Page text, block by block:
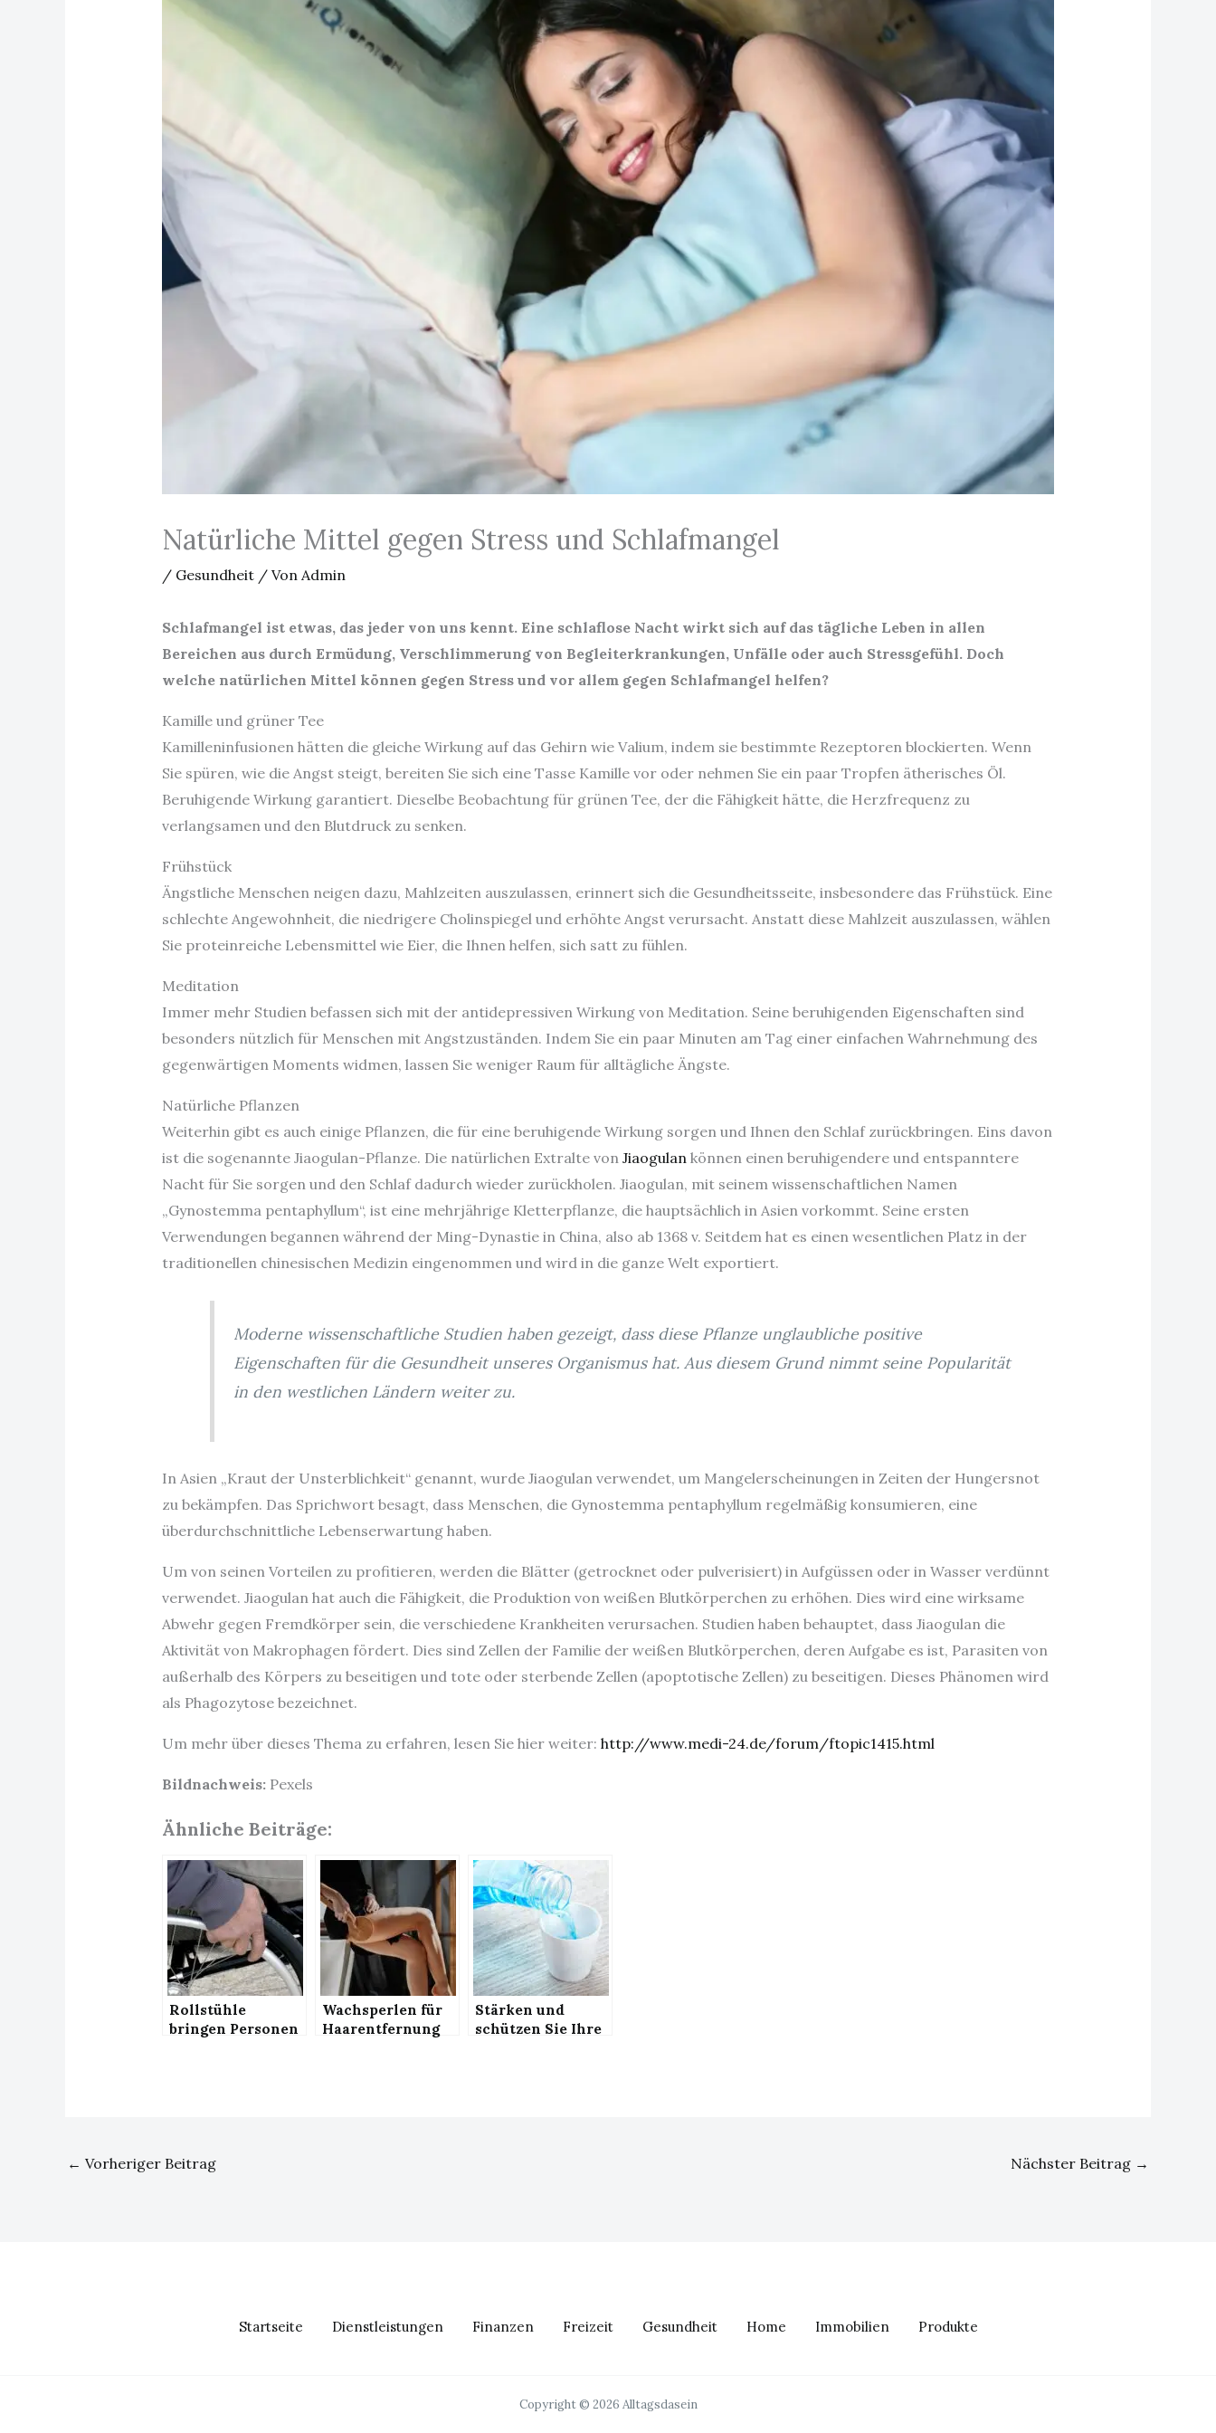
Natürliche Mittel gegen Stress und Schlafmangel
/ Gesundheit/ Von Admin
Schlafmangel ist etwas, das jeder von uns kennt. Eine schlaflose Nacht wirkt sich auf das tägliche Leben in allen
Bereichen aus durch Ermüdung, Verschlimmerung von Begleiterkrankungen, Unfälle oder auch Stressgefühl. Doch
welche natürlichen Mittel können gegen Stress und vor allem gegen Schlafmangel helfen?
Kamille und grüner Tee
Kamilleninfusionen hätten die gleiche Wirkung auf das Gehirn wie Valium, indem sie bestimmte Rezeptoren blockierten. Wenn
Sie spüren, wie die Angst steigt, bereiten Sie sich eine Tasse Kamille vor oder nehmen Sie ein paar Tropfen ätherisches Öl.
Beruhigende Wirkung garantiert. Dieselbe Beobachtung für grünen Tee, der die Fähigkeit hätte, die Herzfrequenz zu
verlangsamen und den Blutdruck zu senken.
Frühstück
Ängstliche Menschen neigen dazu, Mahlzeiten auszulassen, erinnert sich die Gesundheitsseite, insbesondere das Frühstück. Eine
schlechte Angewohnheit, die niedrigere Cholinspiegel und erhöhte Angst verursacht. Anstatt diese Mahlzeit auszulassen, wählen
Sie proteinreiche Lebensmittel wie Eier, die Ihnen helfen, sich satt zu fühlen.
Meditation
Immer mehr Studien befassen sich mit der antidepressiven Wirkung von Meditation. Seine beruhigenden Eigenschaften sind
besonders nützlich für Menschen mit Angstzuständen. Indem Sie ein paar Minuten am Tag einer einfachen Wahrnehmung des
gegenwärtigen Moments widmen, lassen Sie weniger Raum für alltägliche Ängste.
Natürliche Pflanzen
Weiterhin gibt es auch einige Pflanzen, die für eine beruhigende Wirkung sorgen und Ihnen den Schlaf zurückbringen. Eins davon
ist die sogenannte Jiaogulan-Pflanze. Die natürlichen Extralte von Jiaogulankönnen einen beruhigendere und entspanntere
Nacht für Sie sorgen und den Schlaf dadurch wieder zurückholen. Jiaogulan, mit seinem wissenschaftlichen Namen
„Gynostemma pentaphyllum“, ist eine mehrjährige Kletterpflanze, die hauptsächlich in Asien vorkommt. Seine ersten
Verwendungen begannen während der Ming-Dynastie in China, also ab 1368 v. Seitdem hat es einen wesentlichen Platz in der
traditionellen chinesischen Medizin eingenommen und wird in die ganze Welt exportiert.
Moderne wissenschaftliche Studien haben gezeigt, dass diese Pflanze unglaubliche positive
Eigenschaften für die Gesundheit unseres Organismus hat. Aus diesem Grund nimmt seine Popularität
in den westlichen Ländern weiter zu.
In Asien „Kraut der Unsterblichkeit“ genannt, wurde Jiaogulan verwendet, um Mangelerscheinungen in Zeiten der Hungersnot
zu bekämpfen. Das Sprichwort besagt, dass Menschen, die Gynostemma pentaphyllum regelmäßig konsumieren, eine
überdurchschnittliche Lebenserwartung haben.
Um von seinen Vorteilen zu profitieren, werden die Blätter (getrocknet oder pulverisiert) in Aufgüssen oder in Wasser verdünnt
verwendet. Jiaogulan hat auch die Fähigkeit, die Produktion von weißen Blutkörperchen zu erhöhen. Dies wird eine wirksame
Abwehr gegen Fremdkörper sein, die verschiedene Krankheiten verursachen. Studien haben behauptet, dass Jiaogulan die
Aktivität von Makrophagen fördert. Dies sind Zellen der Familie der weißen Blutkörperchen, deren Aufgabe es ist, Parasiten von
außerhalb des Körpers zu beseitigen und tote oder sterbende Zellen (apoptotische Zellen) zu beseitigen. Dieses Phänomen wird
als Phagozytose bezeichnet.
Um mehr über dieses Thema zu erfahren, lesen Sie hier weiter: http://www.medi-24.de/forum/ftopic1415.html
Bildnachweis: Pexels
Ähnliche Beiträge:
Rollstühle
bringen Personen
Wachsperlen für
Haarentfernung
Stärken und
schützen Sie Ihre
← Vorheriger Beitrag Nächster Beitrag →
Startseite Dienstleistungen Finanzen Freizeit Gesundheit Home Immobilien Produkte
Copyright © 2026 Alltagsdasein